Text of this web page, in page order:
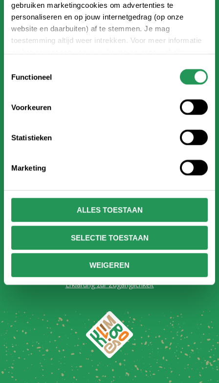
gebruiken marketingcookies om advertenties te
personaliseren en op jouw internetgedrag (op onze
website en daarbuiten) af te stemmen. Je mag
toestemming altijd weer intrekken. Voor meer informatie
Functioneel
Voorkeuren
Statistieken
Marketing
ALLES TOESTAAN
SELECTIE TOESTAAN
WEIGEREN
Chips mit Snack
+ 6,95 € pro Person
Vorschriften
Allgemeine Bedingungen und Konditionen
Erklärung zur Zugänglichkeit